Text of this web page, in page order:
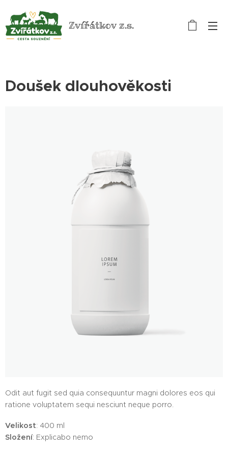
Zvířátkov z.s.
Doušek dlouhověkosti
Odit aut fugit sed quia consequuntur magni dolores eos qui
ratione voluptatem sequi nesciunt neque porro.
Velikost: 400 ml
Složení: Explicabo nemo